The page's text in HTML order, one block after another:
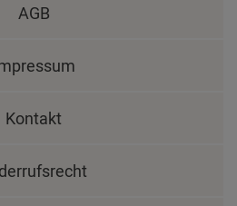
AGB
Kontakt